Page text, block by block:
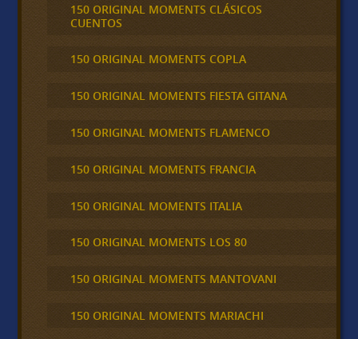
150 ORIGINAL MOMENTS CLÁSICOS
CUENTOS
150 ORIGINAL MOMENTS COPLA
150 ORIGINAL MOMENTS FIESTA GITANA
150 ORIGINAL MOMENTS FLAMENCO
150 ORIGINAL MOMENTS FRANCIA
150 ORIGINAL MOMENTS ITALIA
150 ORIGINAL MOMENTS LOS 80
150 ORIGINAL MOMENTS MANTOVANI
150 ORIGINAL MOMENTS MARIACHI